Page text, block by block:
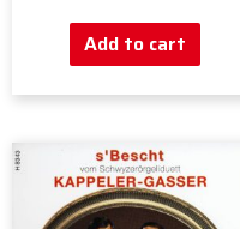
Add to cart